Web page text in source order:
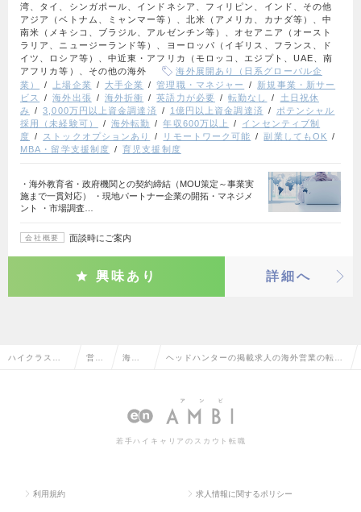
湾、タイ、シンガポール、インドネシア、フィリピン、インド、その他
アジア（ベトナム、ミャンマー等）、北米（アメリカ、カナダ等）、中
南米（メキシコ、ブラジル、アルゼンチン等）、オセアニア（オースト
ラリア、ニュージーランド等）、ヨーロッパ（イギリス、フランス、ド
イツ、ロシア等）、中近東・アフリカ（モロッコ、エジプト、UAE、南
アフリカ等）、その他の海外
海外展開あり（日系グローバル企
業）
上場企業 大手企業 管理職・マネジャー
新規事業・新サー
ビス
海外出張 海外折衝 英語力が必要 転勤なし
土日祝休
み
3,000万円以上資金調達済 1億円以上資金調達済
ポテンシャル
採用（未経験可）
海外転勤 年収600万以上
インセンティブ制
度
ストックオプションあり リモートワーク可能
副業してもOK
MBA・留学支援制度
育児支援制度
・海外教育省・政府機関との契約締結（MOU策定～事業実
施まで一貫対応） ・現地パートナー企業の開拓・マネジメ
ント ・市場調査…
会社概要 面談時にご案内
興味あり 詳細へ
ハイクラス求 営業 海外営 ヘッドハンターの掲載求人の海外営業の転
若手ハイキャリアのスカウト転職
利用規約 求人情報に関するポリシー